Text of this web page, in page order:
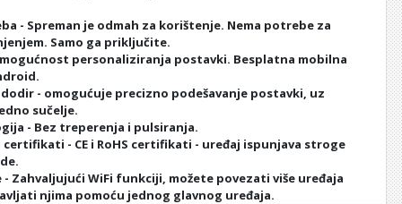
- Spreman je odmah za korištenje. Nema potrebe za
Samo ga priključite.
personaliziranja postavki. Besplatna mobilna
- omogućuje precizno podešavanje postavki, uz
sučelje.
- Bez treperenja i pulsiranja.
- CE i RoHS certifikati - uređaj ispunjava stroge
- Zahvaljujući WiFi funkciji, možete povezati više uređaja
njima pomoću jednog glavnog uređaja.